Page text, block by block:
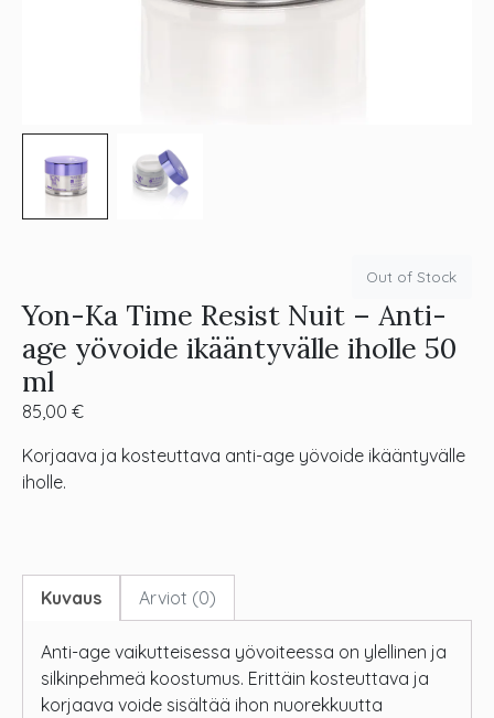
Out of Stock
Yon-Ka Time Resist Nuit – Anti-
age yövoide ikääntyvälle iholle 50
ml
85,00 €
Korjaava ja kosteuttava anti-age yövoide ikääntyvälle
iholle.
Kuvaus Arviot (0)
Anti-age vaikutteisessa yövoiteessa on ylellinen ja
silkinpehmeä koostumus. Erittäin kosteuttava ja
korjaava voide sisältää ihon nuorekkuutta